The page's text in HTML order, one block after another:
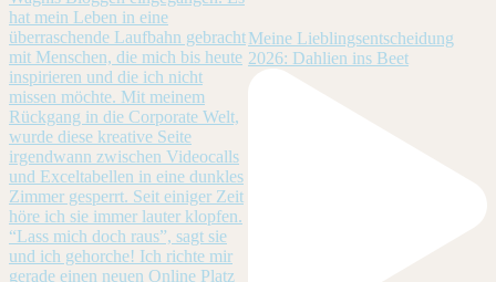
Meine Lieblingsentscheidung
2026: Dahlien ins Beet